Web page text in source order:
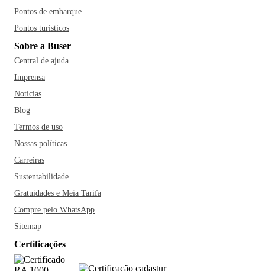
Pontos de embarque
Pontos turísticos
Sobre a Buser
Central de ajuda
Imprensa
Notícias
Blog
Termos de uso
Nossas políticas
Carreiras
Sustentabilidade
Gratuidades e Meia Tarifa
Compre pelo WhatsApp
Sitemap
Certificações